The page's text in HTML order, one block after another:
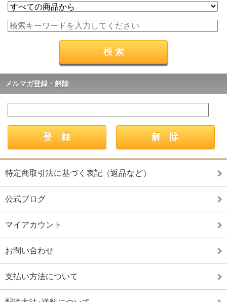
メルマガ登録・解除
特定商取引法に基づく表記（返品など）
公式ブログ
マイアカウント
お問い合わせ
支払い方法について